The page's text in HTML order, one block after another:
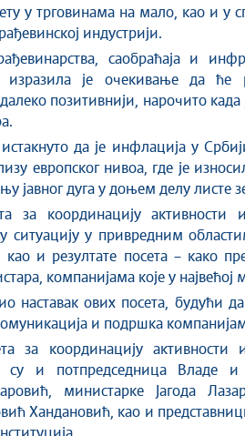
у трговинама на мало, као и у
индустрији.
саобраћаја и
изразила је очекивање да ће
позитивнији, нарочито када
да је инфлација у
европског нивоа, где је
јавног дуга у доњем делу листе
за координацију
ситуацију у привредним
и резултате посета – како
компанијама које у
наставак ових посета, будући
и подршка
за координацију
су и потпредседница Владе
министарке Јагода
Хандановић , као и